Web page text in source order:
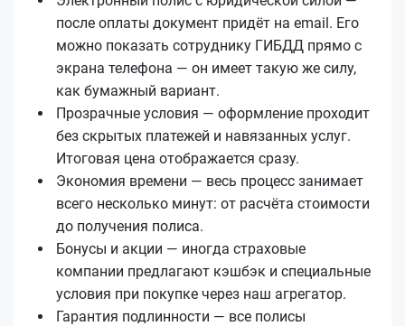
после оплаты документ придёт на email. Его
можно показать сотруднику ГИБДД прямо с
экрана телефона — он имеет такую же силу,
как бумажный вариант.
Прозрачные условия — оформление проходит
без скрытых платежей и навязанных услуг.
Итоговая цена отображается сразу.
Экономия времени — весь процесс занимает
всего несколько минут: от расчёта стоимости
до получения полиса.
Бонусы и акции — иногда страховые
компании предлагают кэшбэк и специальные
условия при покупке через наш агрегатор.
Гарантия подлинности — все полисы